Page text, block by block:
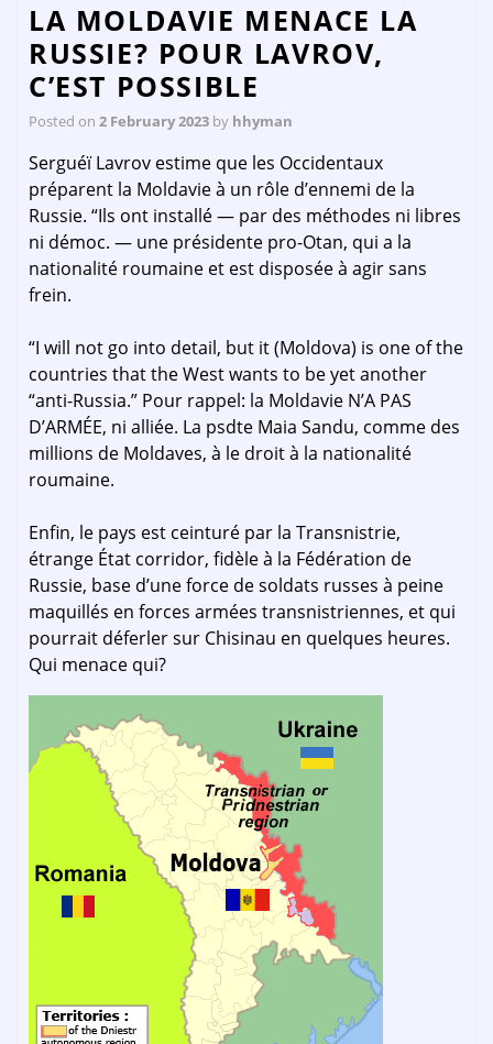
LA MOLDAVIE MENACE LA
RUSSIE? POUR LAVROV,
C’EST POSSIBLE
Posted on 2 February 2023 by hhyman
Serguéï Lavrov estime que les Occidentaux
préparent la Moldavie à un rôle d’ennemi de la
Russie. “Ils ont installé — par des méthodes ni libres
ni démoc. — une présidente pro-Otan, qui a la
nationalité roumaine et est disposée à agir sans
frein.
“I will not go into detail, but it (Moldova) is one of the
countries that the West wants to be yet another
“anti-Russia.” Pour rappel: la Moldavie N’A PAS
D’ARMÉE, ni alliée. La psdte Maia Sandu, comme des
millions de Moldaves, à le droit à la nationalité
roumaine.
Enfin, le pays est ceinturé par la Transnistrie,
étrange État corridor, fidèle à la Fédération de
Russie, base d’une force de soldats russes à peine
maquillés en forces armées transnistriennes, et qui
pourrait déferler sur Chisinau en quelques heures.
Qui menace qui?